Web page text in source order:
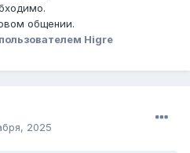
общении.
пользователем Higre
2025